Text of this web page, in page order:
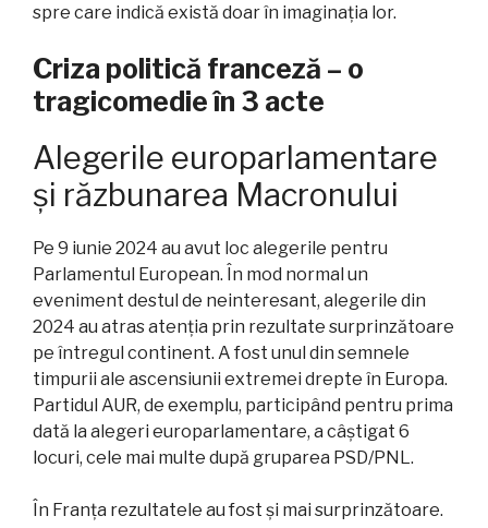
spre care indică există doar în imaginația lor.
Criza politică franceză – o
tragicomedie în 3 acte
Alegerile europarlamentare
și răzbunarea Macronului
Pe 9 iunie 2024 au avut loc alegerile pentru
Parlamentul European. În mod normal un
eveniment destul de neinteresant, alegerile din
2024 au atras atenția prin rezultate surprinzătoare
pe întregul continent. A fost unul din semnele
timpurii ale ascensiunii extremei drepte în Europa.
Partidul AUR, de exemplu, participând pentru prima
dată la alegeri europarlamentare, a câștigat 6
locuri, cele mai multe după gruparea PSD/PNL.
În Franța rezultatele au fost și mai surprinzătoare.